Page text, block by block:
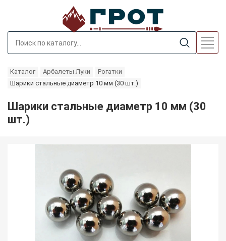
Каталог Арбалеты Луки
Рогатки
Шарики стальные диаметр 10 мм (30 шт.)
Шарики стальные диаметр 10 мм (30
шт.)